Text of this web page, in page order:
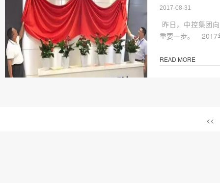
2017-08-31
昨日，中控集团
重要一步。 2017
READ MORE
<<